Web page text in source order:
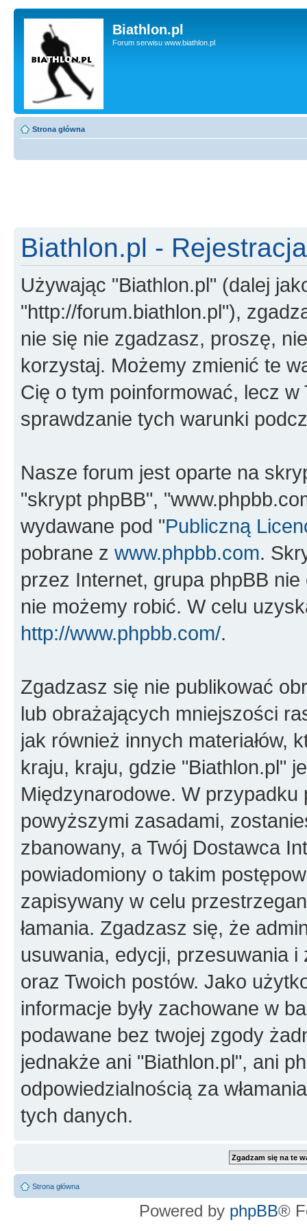
Biathlon.pl
Forum serwisu www.biathlon.pl
Strona główna
Biathlon.pl - Rejestracja
Używając "Biathlon.pl" (dalej
"http://forum.biathlon.pl"),
nie się nie zgadzasz, proszę,
korzystaj. Możemy zmienić te
Cię o tym poinformować, lecz
sprawdzanie tych warunki
Nasze forum jest oparte na
"skrypt phpBB",
wydawane pod "Publiczną
pobrane z www.phpbb.com.
przez Internet, grupa phpBB
nie możemy robić. W celu
http://www.phpbb.com/.
Zgadzasz się nie publikować
lub obrażających mniejszości
jak również innych materiałów,
kraju, kraju, gdzie "Biathlon.pl"
Międzynarodowe. W
powyższymi zasadami,
zbanowany, a Twój Dostawca
powiadomiony o takim
zapisywany w celu
łamania. Zgadzasz się, że
usuwania, edycji, przesuwania
oraz Twoich postów. Jako
informacje były zachowane w
podawane bez twojej zgody
jednakże ani "Biathlon.pl", ani
odpowiedzialnością za
tych danych.
Strona główna
Powered by phpBB®